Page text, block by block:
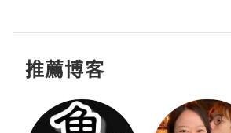
推薦博客